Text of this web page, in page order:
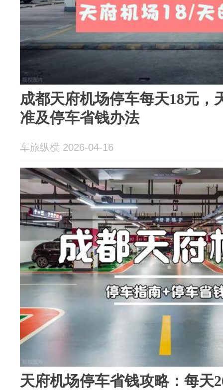
成都天府机场停车每天18元，
准及停车省钱办法
车旅纵横 2026-04-16
天府机场停车省钱攻略：每天